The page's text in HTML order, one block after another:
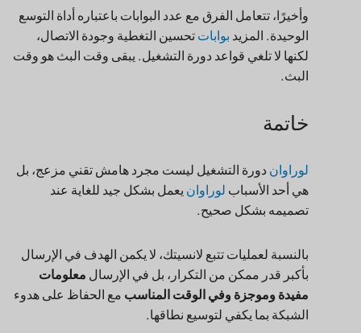
وأخيرًا، تتعامل الفرق مع عدد البوابات باعتباره أداة التوسع
الوحيدة. المزيد بوابات تحسين التغطية وجودة الاتصال،
لكنها لا تلغي قواعد دورة التشغيل. يبقى وقت البث هو وقت
البث.
خاتمة
لوراوان دورة التشغيل ليست مجرد هامش تقني مزعج، بل
هي أحد الأسباب لوراوان يعمل بشكل جيد للغاية عند
تصميمه بشكل صحيح.
بالنسبة لعمليات تتبع لانسيتك، لا يكمن الهدف في الإرسال
بأكبر قدر ممكن من التكرار، بل في الإرسال معلومات
مفيدة وموجزة وفي الوقت المناسب مع الحفاظ على هدوء
الشبكة بما يكفي لتوسيع نطاقها.